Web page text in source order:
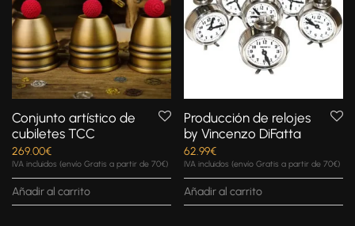
Conjunto artístico de
cubiletes TCC
269.00€
IVA incluidos (envío Gratis a partir de 70€)
Añadir al carrito
Producción de relojes
by Vincenzo DiFatta
62.99€
IVA incluidos (envío Gratis a partir de 70€)
Añadir al carrito